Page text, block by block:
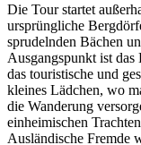
Die Tour startet
ursprüngliche
sprudelnden Bächen
Ausgangspunkt ist
das touristische und
kleines Lädchen, wo
die Wanderung
einheimischen
Ausländische Fremde